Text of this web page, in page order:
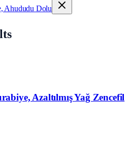
Ahududu Dolu
Azaltılmış Yağ Zencefil